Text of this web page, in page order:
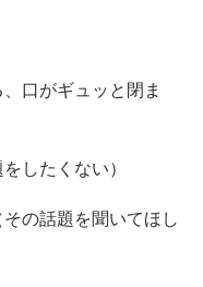
口がギュッと閉ま
したくない）
の話題を聞いてほし